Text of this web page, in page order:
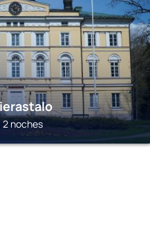
2 noches